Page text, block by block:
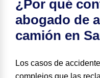
¿Por qué
abogado de
camión en
Los casos de
complejos que las